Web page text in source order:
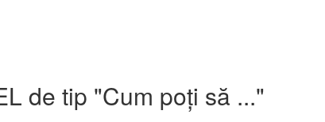
de tip "Cum poți să ..."